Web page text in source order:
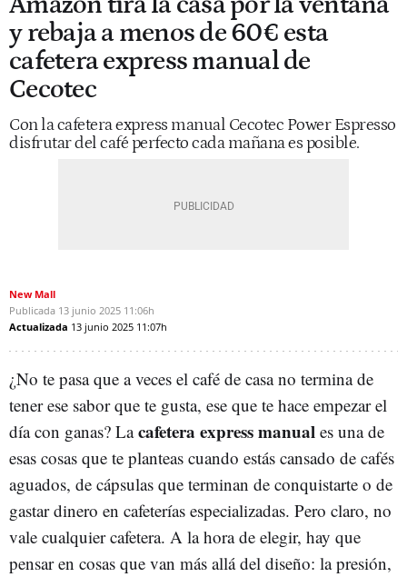
y rebaja a menos de 60€ esta
cafetera express manual de
Cecotec
Con la cafetera express manual Cecotec Power Espresso
disfrutar del café perfecto cada mañana es posible.
New Mall
Publicada 13 junio 2025 11:06h
Actualizada 13 junio 2025 11:07h
¿No te pasa que a veces el café de casa no termina de
tener ese sabor que te gusta, ese que te hace empezar el
día con ganas? Lacafetera express manual es una de
esas cosas que te planteas cuando estás cansado de cafés
aguados, de cápsulas que terminan de conquistarte o de
gastar dinero en cafeterías especializadas. Pero claro, no
vale cualquier cafetera. A la hora de elegir, hay que
pensar en cosas que van más allá del diseño: la presión,